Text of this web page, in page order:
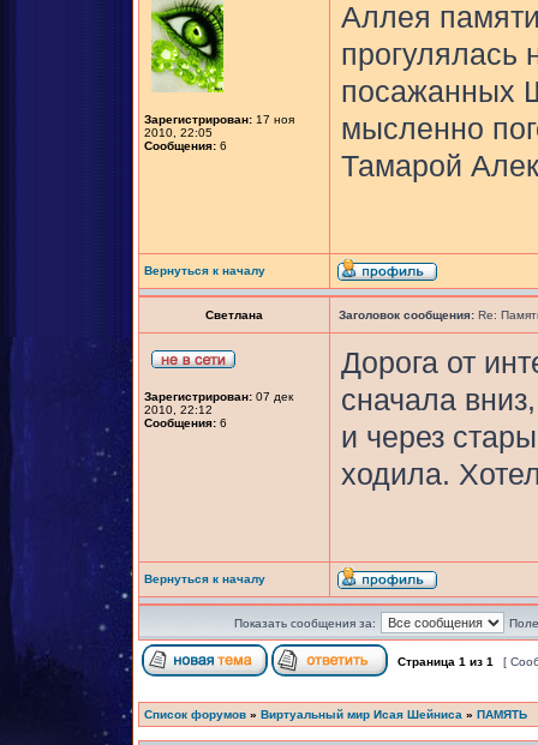
Зарегистрирован: 17 ноя
2010, 22:05
Сообщения: 6
Аллея
посажанных
мысленно
Тамарой
Вернуться к началу
Светлана Заголовок сообщения: Re:
Зарегистрирован: 07 дек
2010, 22:12
Сообщения: 6
Дорога от
сначала
и через
ходила.
Вернуться к началу
Показать сообщения за:
Страница 1 из 1 [
Список форумов » Виртуальный мир Исая Шейниса » ПАМЯТЬ